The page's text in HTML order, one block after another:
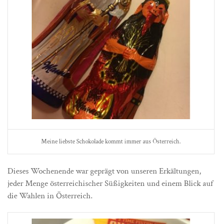
Meine liebste Schokolade kommt immer aus Österreich.
Dieses Wochenende war geprägt von unseren Erkältungen,
jeder Menge österreichischer Süßigkeiten und einem Blick auf
die Wahlen in Österreich.